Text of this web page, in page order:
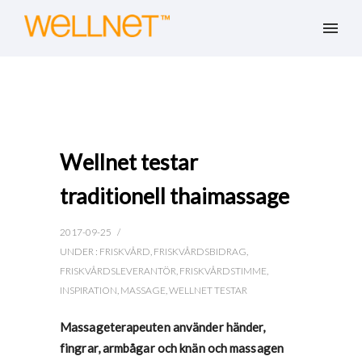
Wellnet testar
traditionell thaimassage
2017-09-25 /
UNDER : FRISKVÅRD, FRISKVÅRDSBIDRAG,
FRISKVÅRDSLEVERANTÖR, FRISKVÅRDSTIMME,
INSPIRATION, MASSAGE,WELLNET TESTAR
Massageterapeuten använder händer,
fingrar, armbågar och knän och massagen